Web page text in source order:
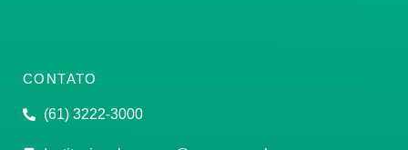
CONTATO
(61) 3222-3000